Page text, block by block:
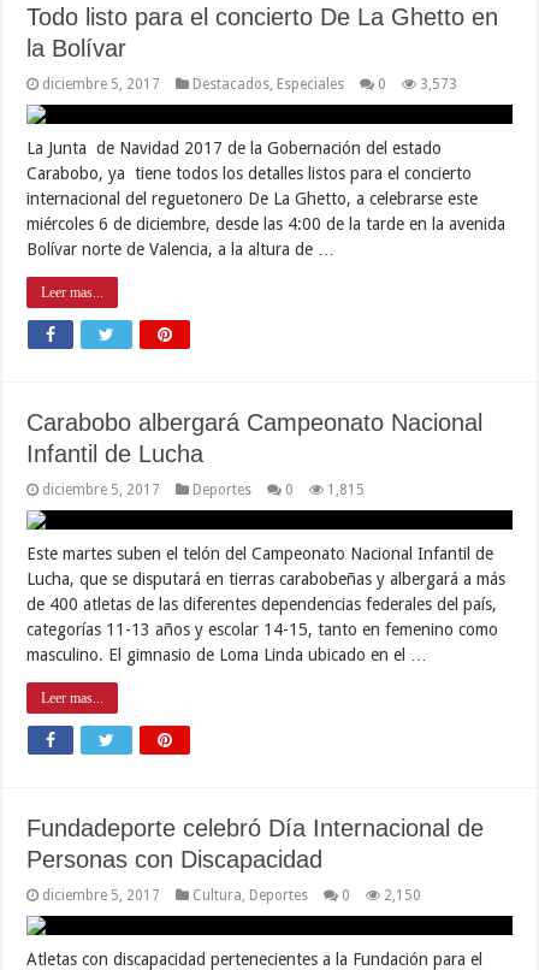
Todo listo para el concierto De La Ghetto en
la Bolívar
diciembre 5, 2017 Destacados Especiales 0 3,573
La Junta de Navidad 2017 de la Gobernación del estado
Carabobo, ya tiene todos los detalles listos para el concierto
internacional del reguetonero De La Ghetto, a celebrarse este
miércoles 6 de diciembre, desde las 4:00 de la tarde en la avenida
Bolívar norte de Valencia, a la altura de …
Leer mas...
Carabobo albergará Campeonato Nacional
Infantil de Lucha
diciembre 5, 2017 Deportes 0 1,815
Este martes suben el telón del Campeonato Nacional Infantil de
Lucha, que se disputará en tierras carabobeñas y albergará a más
de 400 atletas de las diferentes dependencias federales del país,
categorías 11-13 años y escolar 14-15, tanto en femenino como
masculino. El gimnasio de Loma Linda ubicado en el …
Leer mas...
Fundadeporte celebró Día Internacional de
Personas con Discapacidad
diciembre 5, 2017 Cultura Deportes 0 2,150
Atletas con discapacidad pertenecientes a la Fundación para el